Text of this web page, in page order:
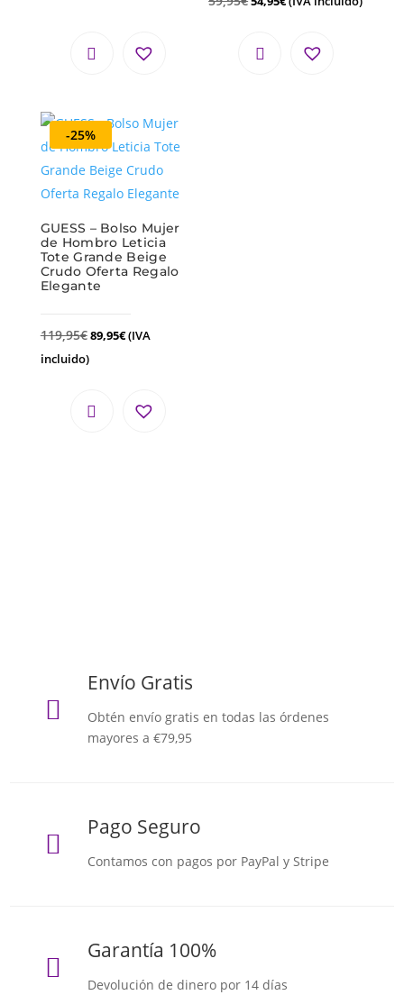
-25%
GUESS – Bolso Mujer
de Hombro Leticia
Tote Grande Beige
Crudo Oferta Regalo
Elegante
119,95€89,95€(IVA
incluido)

Envío Gratis
Obtén envío gratis en todas las órdenes
mayores a €79,95

Pago Seguro
Contamos con pagos por PayPal y Stripe

Garantía 100%
Devolución de dinero por 14 días